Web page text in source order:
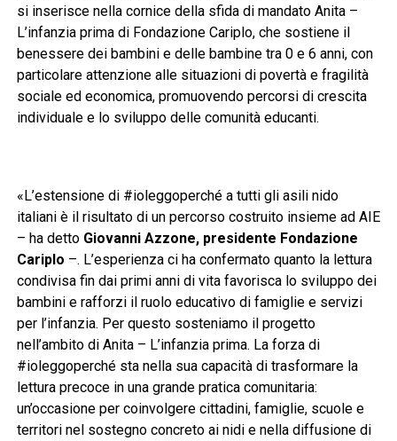
si inserisce nella cornice della sfida di mandato Anita –
L’infanzia prima di Fondazione Cariplo, che sostiene il
benessere dei bambini e delle bambine tra 0 e 6 anni, con
particolare attenzione alle situazioni di povertà e fragilità
sociale ed economica, promuovendo percorsi di crescita
individuale e lo sviluppo delle comunità educanti.
«L’estensione di #ioleggoperché a tutti gli asili nido
italiani è il risultato di un percorso costruito insieme ad AIE
– ha detto Giovanni Azzone, presidente Fondazione
Cariplo –. L’esperienza ci ha confermato quanto la lettura
condivisa fin dai primi anni di vita favorisca lo sviluppo dei
bambini e rafforzi il ruolo educativo di famiglie e servizi
per l’infanzia. Per questo sosteniamo il progetto
nell’ambito di Anita – L’infanzia prima. La forza di
#ioleggoperché sta nella sua capacità di trasformare la
lettura precoce in una grande pratica comunitaria:
un’occasione per coinvolgere cittadini, famiglie, scuole e
territori nel sostegno concreto ai nidi e nella diffusione di